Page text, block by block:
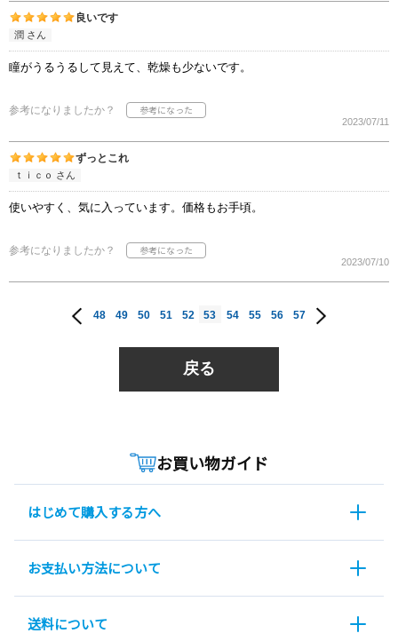
良いです
潤 さん
瞳がうるうるして見えて、乾燥も少ないです。
参考になりましたか？
2023/07/11
ずっとこれ
ｔｉｃｏ さん
使いやすく、気に入っています。価格もお手頃。
参考になりましたか？
2023/07/10
48 49 50 51 52 53 54 55 56 57
戻る
お買い物ガイド
はじめて購入する方へ
お支払い方法について
送料について